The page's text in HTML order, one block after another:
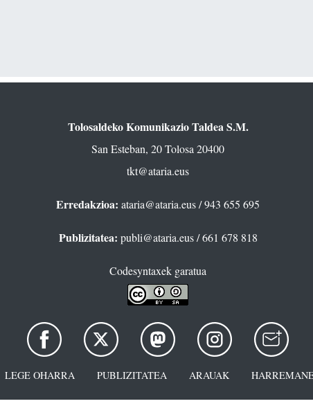
Tolosaldeko Komunikazio Taldea S.M.
San Esteban, 20 Tolosa 20400
tkt@ataria.eus
Erredakzioa: ataria@ataria.eus/ 943 655 695
Publizitatea: publi@ataria.eus/ 661 678 818
Codesyntaxek garatua
LEGE OHARRA PUBLIZITATEA ARAUAK